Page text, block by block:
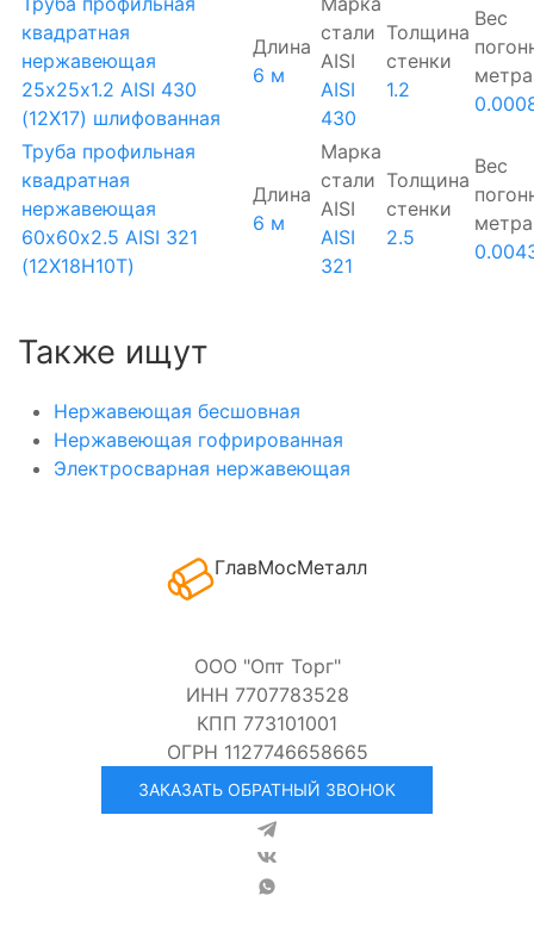
квадратная
нержавеющая
25х25х1.2 AISI 430
(12Х17) шлифованная
Длина
6 м
стали
AISI
AISI
430
Толщина
стенки
1.2
Вес
метра
Труба профильная
квадратная
нержавеющая
60х60х2.5 AISI 321
(12Х18Н10Т)
Длина
6 м
Марка
стали
AISI
AISI
321
Толщина
стенки
2.5
Вес
метра
Также ищут
Нержавеющая бесшовная
Нержавеющая гофрированная
Электросварная нержавеющая
ГлавМосМеталл
ООО "Опт Торг"
ИНН 7707783528
КПП 773101001
ОГРН 1127746658665
ЗАКАЗАТЬ ОБРАТНЫЙ ЗВОНОК